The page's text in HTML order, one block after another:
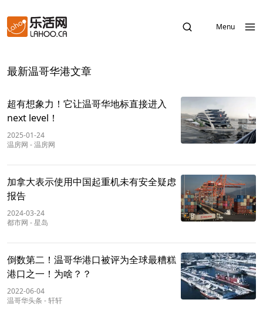
Menu
最新温哥华港文章
超有想象力！它让温哥华地标直接进入
next level！
2025-01-24
温房网 -温房网
加拿大表示使用中国起重机未有安全疑虑
报告
2024-03-24
都市网 -星岛
倒数第二！温哥华港口被评为全球最糟糕
港口之一！为啥？？
2022-06-04
温哥华头条 -轩轩